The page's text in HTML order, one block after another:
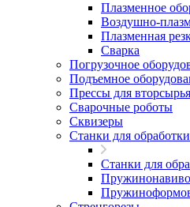
Плазменное
Воздушно-
Плазменная
Сварка
Погрузочное
Подъемное
Прессы для вторсырья
Сварочные роботы
Сквизеры
Станки для
Станки для